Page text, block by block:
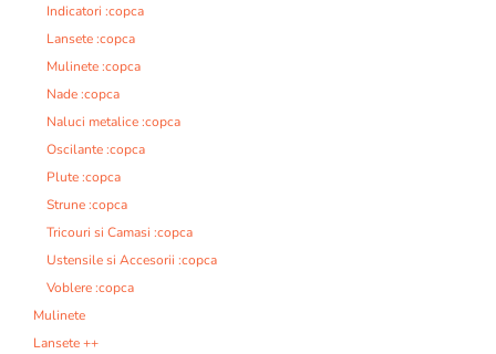
Indicatori :copca
Lansete :copca
Mulinete :copca
Nade :copca
Naluci metalice :copca
Oscilante :copca
Plute :copca
Strune :copca
Tricouri si Camasi :copca
Ustensile si Accesorii :copca
Voblere :copca
Mulinete
Lansete ++